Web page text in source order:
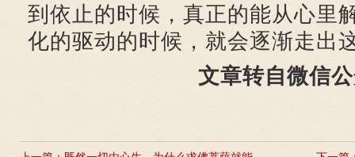
到依止的时候，真正的能从心里
化的驱动的时候，就会逐渐走出
文章转自微信